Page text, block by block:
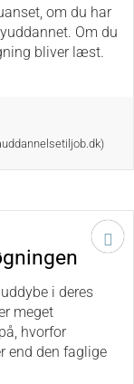
om du har
Om du
bliver læst.
i deres
meget
hvorfor
end den faglige